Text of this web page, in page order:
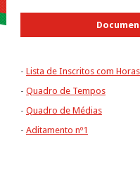
- Lista de Inscritos com
- Quadro de Tempos
- Quadro de Médias
- Aditamento nº1